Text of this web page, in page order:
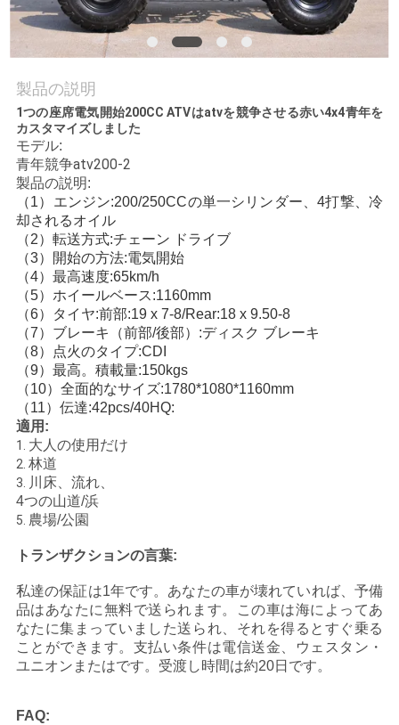
に
絡
し
な
さ
い
引
用
を
要
求
し
な
さ
い
地
製品の説明
1つの座席電気開始200CC ATVはatvを競争させる赤い4x4青年を
カスタマイズしました
モデル:
青年競争atv200-2
製品の説明:
（1）エンジン:200/250CCの単一シリンダー、4打撃、冷
却されるオイル
（2）転送方式:チェーン ドライブ
（3）開始の方法:電気開始
（4）最高速度:65km/h
（5）ホイールベース:1160mm
（6）タイヤ:前部:19 x 7-8/Rear:18 x 9.50-8
（7）ブレーキ（前部/後部）:ディスク ブレーキ
（8）点火のタイプ:CDI
（9）最高。積載量:150kgs
（10）全面的なサイズ:1780*1080*1160mm
（11）伝達:42pcs/40HQ:
適用:
1. 大人の使用だけ
2. 林道
3. 川床、流れ、
4つの山道/浜
5. 農場/公園
トランザクションの言葉:
私達の保証は1年です。あなたの車が壊れていれば、予備
品はあなたに無料で送られます。この車は海によってあ
なたに集まっていました送られ、それを得るとすぐ乗る
ことができます。支払い条件は電信送金、ウェスタン・
ユニオンまたはです。受渡し時間は約20日です。
FAQ: